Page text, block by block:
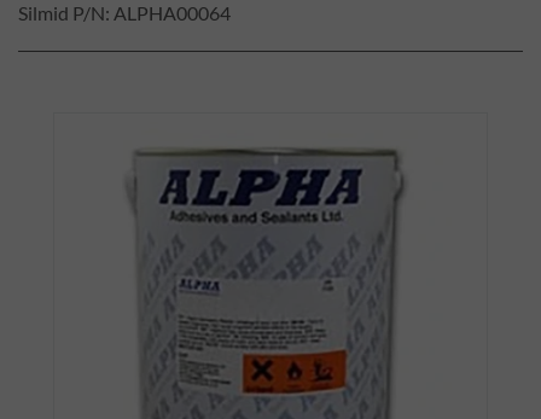
Silmid P/N: ALPHA00064